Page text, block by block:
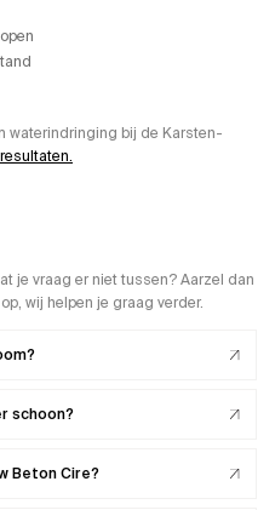
waterindringing bij de Karsten-
je vraag er niet tussen? Aarzel dan
wij helpen je graag verder.
schoon?
Beton Cire?